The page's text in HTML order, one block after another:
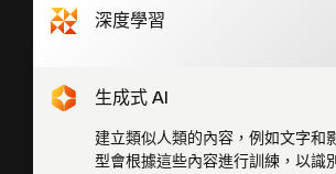
集，以分析並封鎖惡意威脅。
深度學習
資料集，以辨識抽象模式並偵測不
生成式 AI
建立類似人類的內容，例如文字和
型會根據這些內容進行訓練，以識